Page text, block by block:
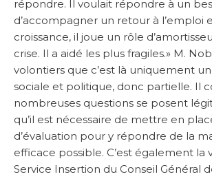
répondre. Il voulait répondre à un
d’accompagner un retour à l’emploi
croissance, il joue un rôle
crise. Il a aidé les plus fragiles.» M.
volontiers que c’est là uniquement
sociale et politique, donc partielle. Il
nombreuses questions se posent
qu’il est nécessaire de mettre en
d’évaluation pour y répondre de la
efficace possible. C’est également la
Service Insertion du Conseil Général